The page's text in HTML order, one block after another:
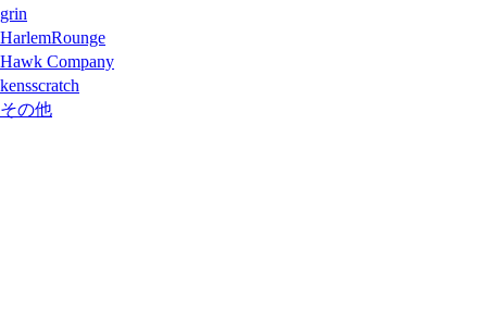
grin
HarlemRounge
Hawk Company
kensscratch
その他